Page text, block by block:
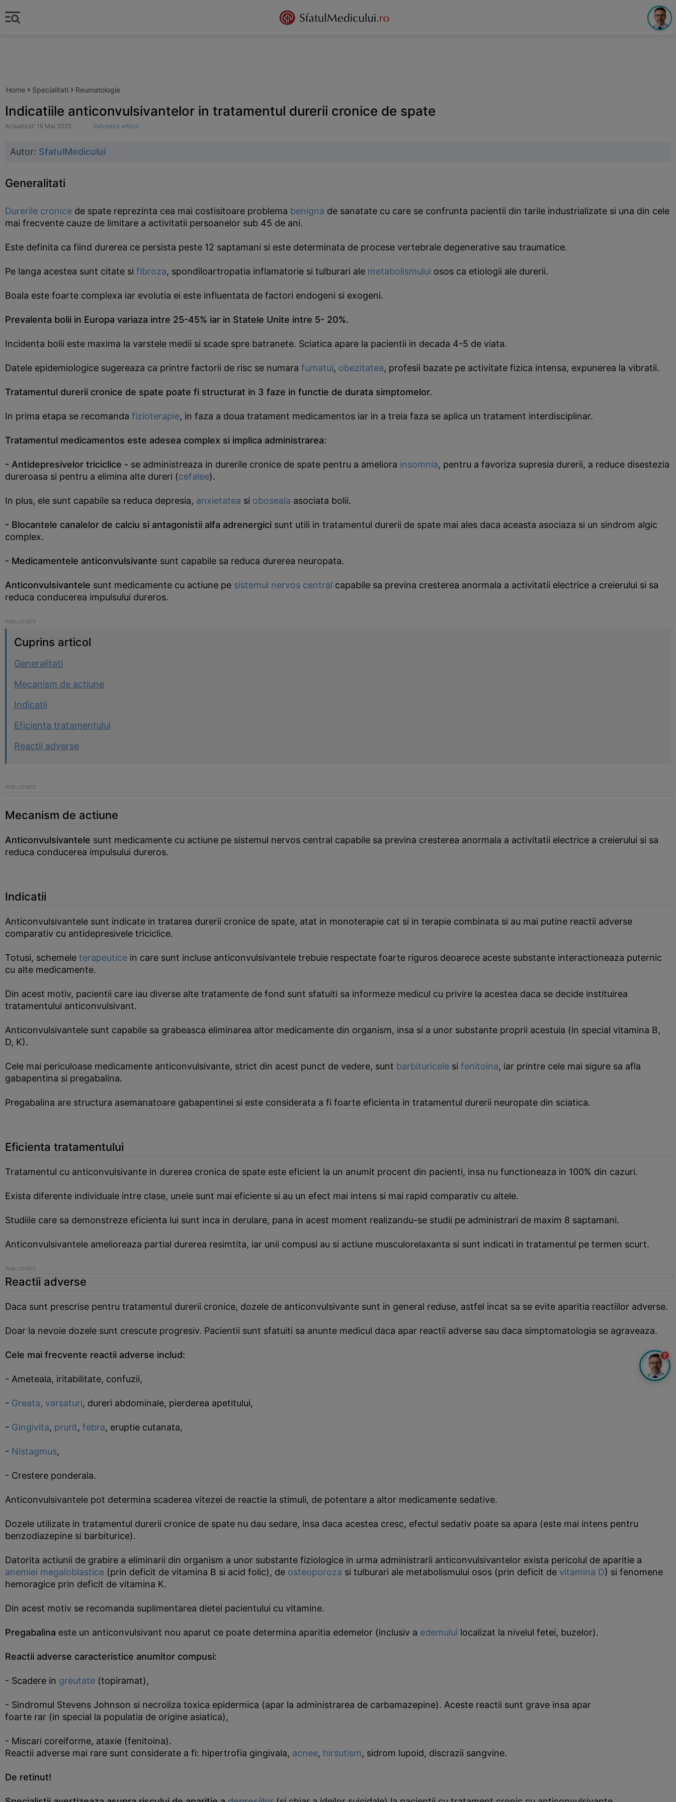
Home › Specialitati › Reumatologie
Indicatiile anticonvulsivantelor in tratamentul durerii cronice de spate
Actualizat: 16 Mai 2025 Salveaza articol
Autor: SfatulMedicului
Generalitati
Durerile cronice de spate reprezinta cea mai costisitoare problema benigna de sanatate cu care se confrunta pacientii din tarile industrializate si una din cele
mai frecvente cauze de limitare a activitatii persoanelor sub 45 de ani.
Este definita ca fiind durerea ce persista peste 12 saptamani si este determinata de procese vertebrale degenerative sau traumatice.
Pe langa acestea sunt citate si fibroza, spondiloartropatia inflamatorie si tulburari ale metabolismului osos ca etiologii ale durerii.
Boala este foarte complexa iar evolutia ei este influentata de factori endogeni si exogeni.
Prevalenta bolii in Europa variaza intre 25-45% iar in Statele Unite intre 5- 20%.
Incidenta bolii este maxima la varstele medii si scade spre batranete. Sciatica apare la pacientii in decada 4-5 de viata.
Datele epidemiologice sugereaza ca printre factorii de risc se numara fumatul, obezitatea, profesii bazate pe activitate fizica intensa, expunerea la vibratii.
Tratamentul durerii cronice de spate poate fi structurat in 3 faze in functie de durata simptomelor.
In prima etapa se recomanda fizioterapie, in faza a doua tratament medicamentos iar in a treia faza se aplica un tratament interdisciplinar.
Tratamentul medicamentos este adesea complex si implica administrarea:
- Antidepresivelor triciclice - se administreaza in durerile cronice de spate pentru a ameliora insomnia, pentru a favoriza supresia durerii, a reduce disestezia
dureroasa si pentru a elimina alte dureri (cefalee).
In plus, ele sunt capabile sa reduca depresia, anxietatea si oboseala asociata bolii.
- Blocantele canalelor de calciu si antagonistii alfa adrenergici sunt utili in tratamentul durerii de spate mai ales daca aceasta asociaza si un sindrom algic
complex.
- Medicamentele anticonvulsivante sunt capabile sa reduca durerea neuropata.
Anticonvulsivantele sunt medicamente cu actiune pe sistemul nervos central capabile sa previna cresterea anormala a activitatii electrice a creierului si sa
reduca conducerea impulsului dureros.
Cuprins articol
Generalitati
Mecanism de actiune
Indicatii
Eficienta tratamentului
Reactii adverse
Mecanism de actiune
Anticonvulsivantele sunt medicamente cu actiune pe sistemul nervos central capabile sa previna cresterea anormala a activitatii electrice a creierului si sa
reduca conducerea impulsului dureros.
Indicatii
Anticonvulsivantele sunt indicate in tratarea durerii cronice de spate, atat in monoterapie cat si in terapie combinata si au mai putine reactii adverse
comparativ cu antidepresivele triciclice.
Totusi, schemele terapeutice in care sunt incluse anticonvulsivantele trebuie respectate foarte riguros deoarece aceste substante interactioneaza puternic
cu alte medicamente.
Din acest motiv, pacientii care iau diverse alte tratamente de fond sunt sfatuiti sa informeze medicul cu privire la acestea daca se decide instituirea
tratamentului anticonvulsivant.
Anticonvulsivantele sunt capabile sa grabeasca eliminarea altor medicamente din organism, insa si a unor substante proprii acestuia (in special vitamina B,
D, K).
Cele mai periculoase medicamente anticonvulsivante, strict din acest punct de vedere, sunt barbituricele si fenitoina, iar printre cele mai sigure sa afla
gabapentina si pregabalina.
Pregabalina are structura asemanatoare gabapentinei si este considerata a fi foarte eficienta in tratamentul durerii neuropate din sciatica.
Eficienta tratamentului
Tratamentul cu anticonvulsivante in durerea cronica de spate este eficient la un anumit procent din pacienti, insa nu functioneaza in 100% din cazuri.
Exista diferente individuale intre clase, unele sunt mai eficiente si au un efect mai intens si mai rapid comparativ cu altele.
Studiile care sa demonstreze eficienta lui sunt inca in derulare, pana in acest moment realizandu-se studii pe administrari de maxim 8 saptamani.
Anticonvulsivantele amelioreaza partial durerea resimtita, iar unii compusi au si actiune musculorelaxanta si sunt indicati in tratamentul pe termen scurt.
Reactii adverse
Daca sunt prescrise pentru tratamentul durerii cronice, dozele de anticonvulsivante sunt in general reduse, astfel incat sa se evite aparitia reactiilor adverse.
Doar la nevoie dozele sunt crescute progresiv. Pacientii sunt sfatuiti sa anunte medicul daca apar reactii adverse sau daca simptomatologia se agraveaza.
Cele mai frecvente reactii adverse includ:
- Ameteala, iritabilitate, confuzii,
- Greata, varsaturi, dureri abdominale, pierderea apetitului,
- Gingivita, prurit, febra, eruptie cutanata,
- Nistagmus,
- Crestere ponderala.
Anticonvulsivantele pot determina scaderea vitezei de reactie la stimuli, de potentare a altor medicamente sedative.
Dozele utilizate in tratamentul durerii cronice de spate nu dau sedare, insa daca acestea cresc, efectul sedativ poate sa apara (este mai intens pentru
benzodiazepine si barbiturice).
Datorita actiunii de grabire a eliminarii din organism a unor substante fiziologice in urma administrarii anticonvulsivantelor exista pericolul de aparitie a
anemiei megaloblastice (prin deficit de vitamina B si acid folic), de osteoporoza si tulburari ale metabolismului osos (prin deficit de vitamina D) si fenomene
hemoragice prin deficit de vitamina K.
Din acest motiv se recomanda suplimentarea dietei pacientului cu vitamine.
Pregabalina este un anticonvulsivant nou aparut ce poate determina aparitia edemelor (inclusiv a edemului localizat la nivelul fetei, buzelor).
Reactii adverse caracteristice anumitor compusi:
- Scadere in greutate (topiramat),
- Sindromul Stevens Johnson si necroliza toxica epidermica (apar la administrarea de carbamazepine). Aceste reactii sunt grave insa apar
foarte rar (in special la populatia de origine asiatica),
- Miscari coreiforme, ataxie (fenitoina).
Reactii adverse mai rare sunt considerate a fi: hipertrofia gingivala, acnee, hirsutism, sidrom lupoid, discrazii sangvine.
De retinut!
?